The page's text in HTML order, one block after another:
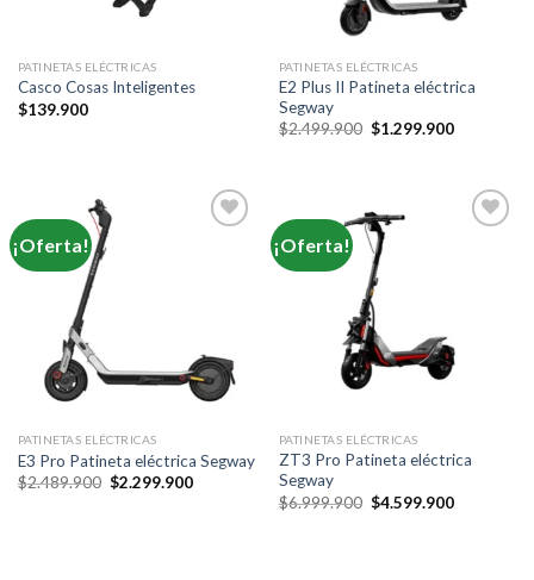
PATINETAS ELÉCTRICAS
Casco Cosas Inteligentes
$139.900
PATINETAS ELÉCTRICAS
E2 Plus II Patineta eléctrica
Segway
$2.499.900 Original
$1.299.900Current
¡Oferta!
PATINETAS ELÉCTRICAS
E3 Pro Patineta eléctrica Segway
$2.489.900 Original
$2.299.900Current
¡Oferta!
PATINETAS ELÉCTRICAS
ZT3 Pro Patineta eléctrica
Segway
$6.999.900 Original
price
$4.599.900Current